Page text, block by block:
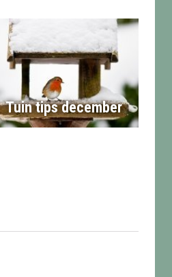
Tuin tips december